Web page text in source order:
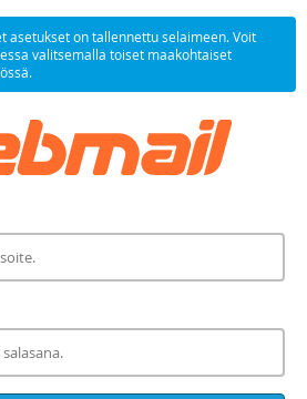
asetukset on tallennettu selaimeen. Voit
valitsemalla toiset maakohtaiset